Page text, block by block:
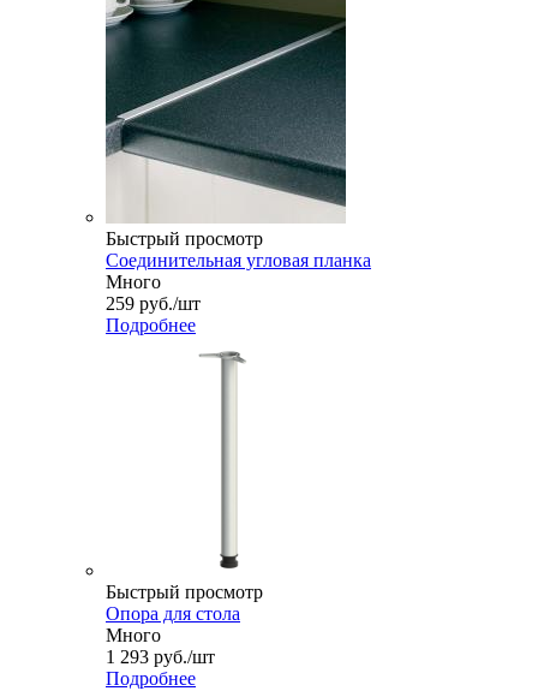
Быстрый просмотр
Соединительная угловая планка
Много
259 руб./шт
Подробнее
Быстрый просмотр
Опора для стола
Много
1 293 руб./шт
Подробнее